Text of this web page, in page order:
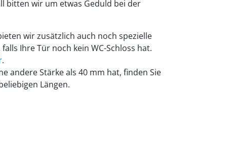
bitten wir um etwas Geduld bei der
wir zusätzlich auch noch spezielle
Ihre Tür noch kein WC-Schloss hat.
.
andere Stärke als 40 mm hat, finden Sie
Längen.